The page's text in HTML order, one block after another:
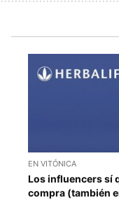
EN VITÓNICA
Los influencers sí
compra (también